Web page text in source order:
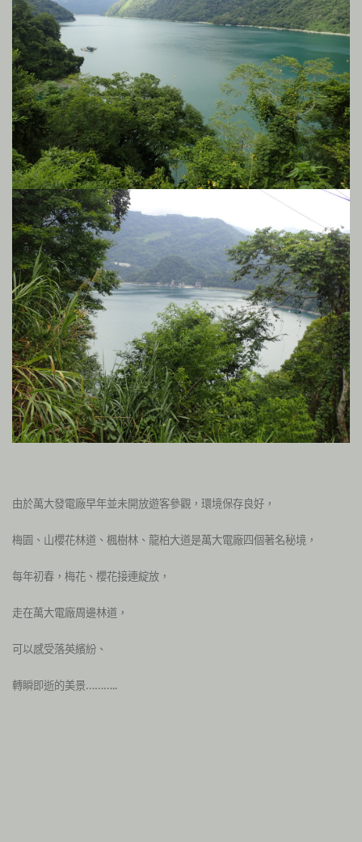
由於萬大發電廠早年並未開放遊客參觀，環境保存良好，
梅園、山櫻花林道、楓樹林、龍柏大道是萬大電廠四個著名秘境，
每年初春，梅花、櫻花接連綻放，
走在萬大電廠周邊林道，
可以感受落英繽紛、
轉瞬即逝的美景………..